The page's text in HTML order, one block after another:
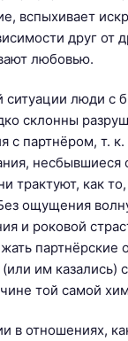
вспыхивает
друг от
любовью.
ситуации люди с
склонны
с партнёром, т.
несбывшиеся
трактуют, как
ощущения
и роковой
партнёрские
им казались)
той самой
в отношениях,